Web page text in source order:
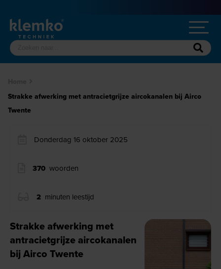
Strakke afwerking met antracietgrijze aircokanalen bij Airco
Twente
Donderdag 16 oktober 2025
370 woorden
2 minuten leestijd
Strakke afwerking met
antracietgrijze aircokanalen
bij Airco Twente